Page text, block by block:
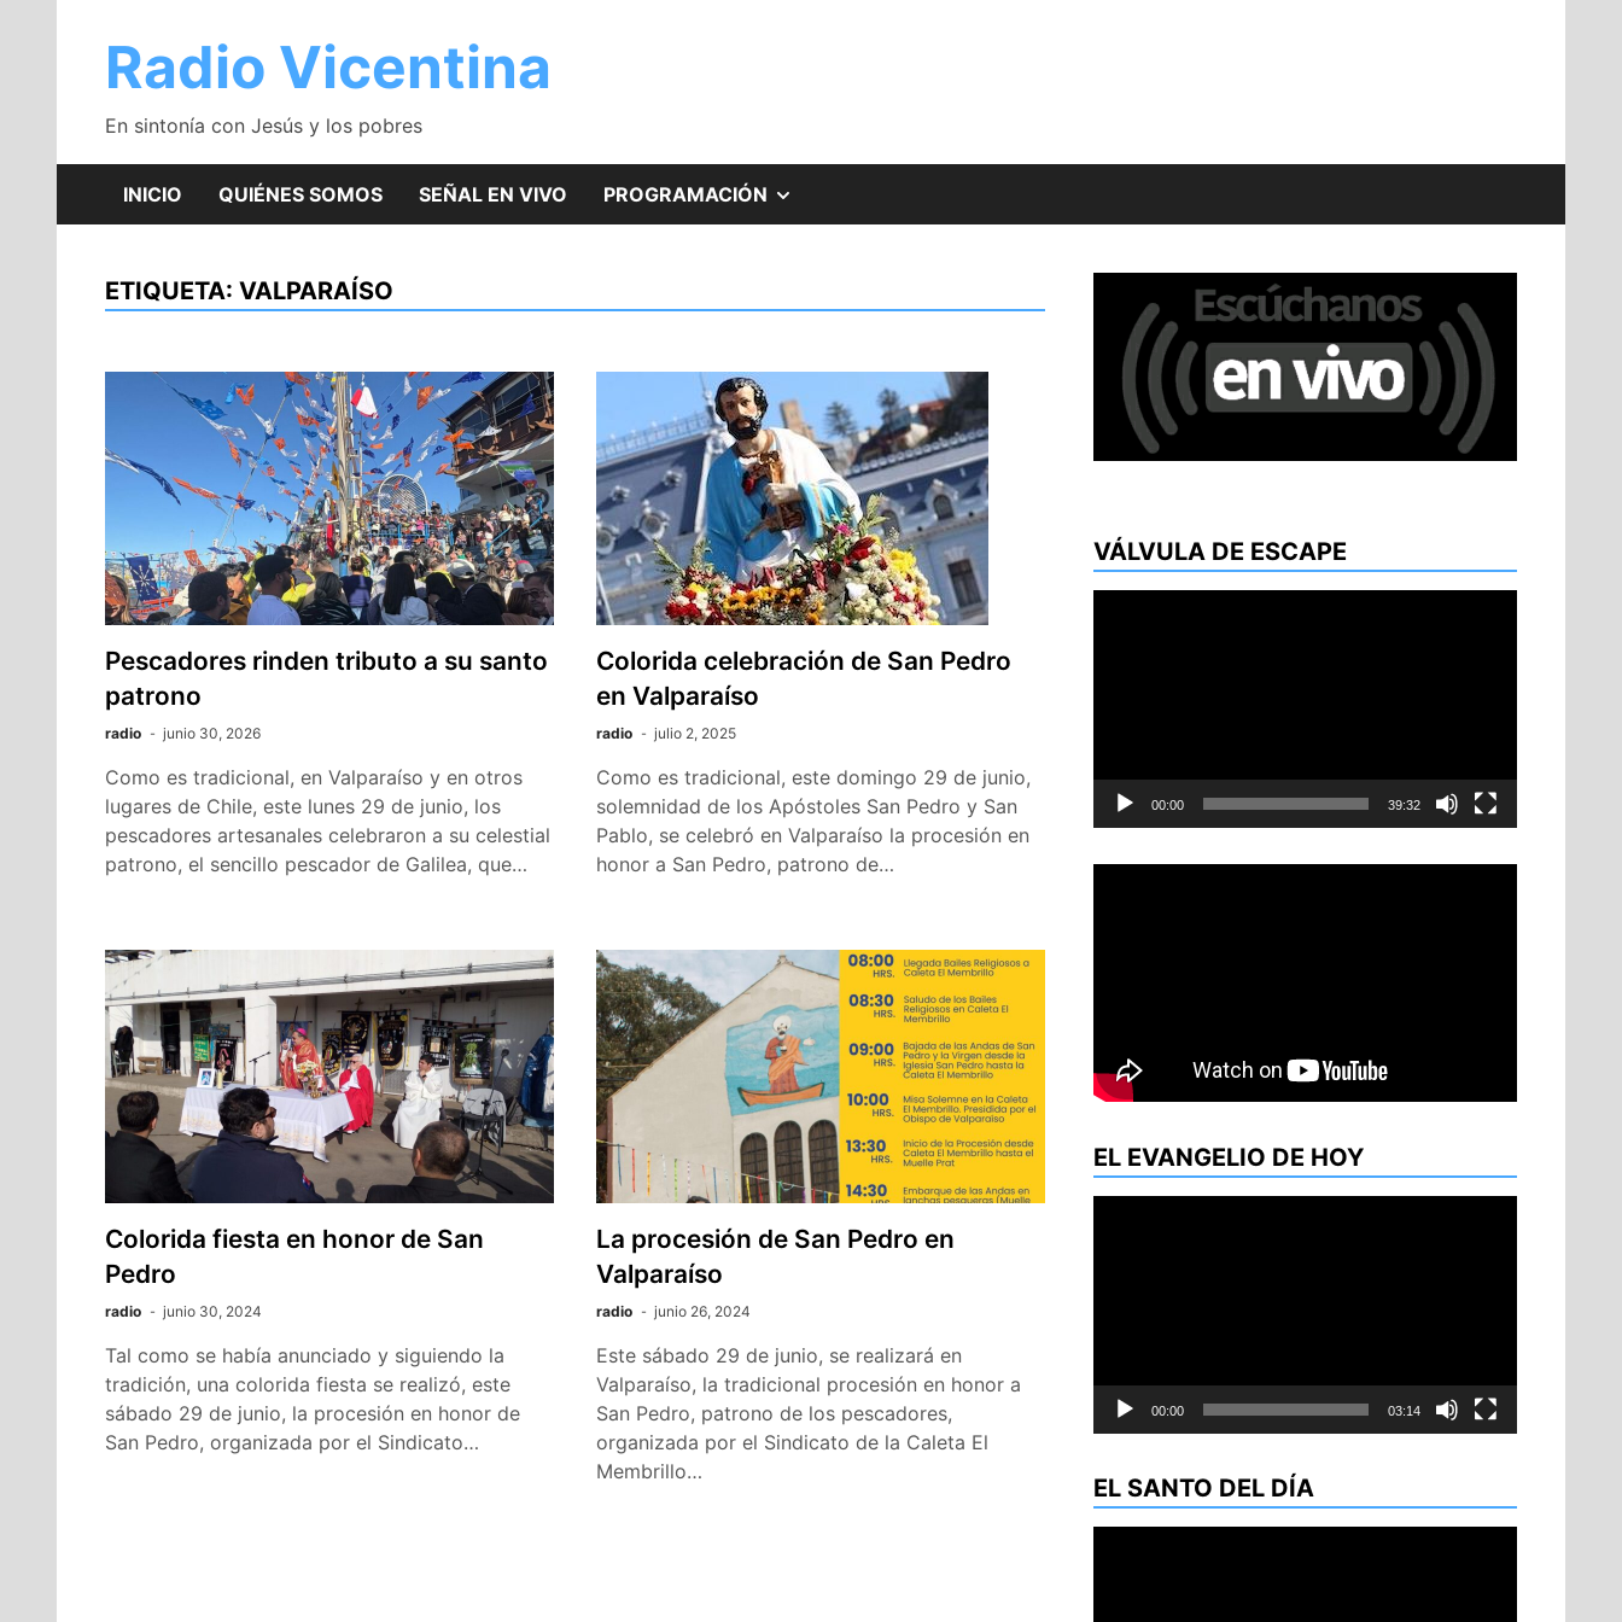
contenidoRadio Vicentina
En sintonía con Jesús y los pobres
INICIO QUIÉNES SOMOS SEÑAL EN VIVO PROGRAMACIÓN
SUBMENÚ
ETIQUETA: VALPARAÍSO
Pescadores rinden tributo a su santo
patrono
radio junio 30, 2026
Como es tradicional, en Valparaíso y en otros
lugares de Chile, este lunes 29 de junio, los
pescadores artesanales celebraron a su celestial
patrono, el sencillo pescador de Galilea, que…
Colorida celebración de San Pedro
en Valparaíso
radio julio 2, 2025
Como es tradicional, este domingo 29 de junio,
solemnidad de los Apóstoles San Pedro y San
Pablo, se celebró en Valparaíso la procesión en
honor a San Pedro, patrono de…
Colorida fiesta en honor de San
Pedro
radio junio 30, 2024
Tal como se había anunciado y siguiendo la
tradición, una colorida fiesta se realizó, este
sábado 29 de junio, la procesión en honor de
San Pedro, organizada por el Sindicato…
La procesión de San Pedro en
Valparaíso
radio junio 26, 2024
Este sábado 29 de junio, se realizará en
Valparaíso, la tradicional procesión en honor a
San Pedro, patrono de los pescadores,
organizada por el Sindicato de la Caleta El
Membrillo…
VÁLVULA DE ESCAPE
00:00 39:32
EL EVANGELIO DE HOY
00:00 03:14
EL SANTO DEL DÍA